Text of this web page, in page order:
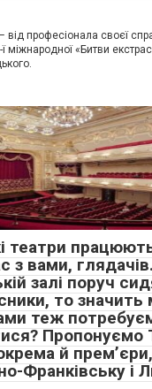
від професіонала своєї
ї міжнародної «Битви
театри
з вами,
залі поруч
то значить
теж
Пропонуємо
й
Франківську і